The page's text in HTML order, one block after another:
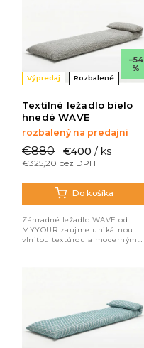
Výpredaj Rozbalené
–54
%
Textilné ležadlo bielo
hnedé WAVE
rozbalený na predajni
€325,20 bez DPH
€880 €400 / ks
Do košíka
Záhradné ležadlo WAVE od
MYYOUR zaujme unikátnou
vlnitou textúrou a moderným
forma bez pevnej konštrukcie